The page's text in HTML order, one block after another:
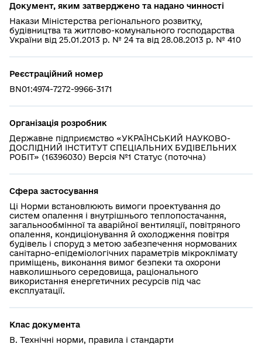
Документ, яким затверджено та надано чинності
Накази Міністерства регіонального розвитку,
будівництва та житлово-комунального господарства
України від 25.01.2013 р. № 24 та від 28.08.2013 р. № 410
Реєстраційний номер
BN01:4974-7272-9966-3171
Організація розробник
Державне підприємство «УКРАЇНСЬКИЙ НАУКОВО-
ДОСЛІДНИЙ ІНСТИТУТ СПЕЦІАЛЬНИХ БУДІВЕЛЬНИХ
РОБІТ» (16396030) Версія №1 Статус (поточна)
Сфера застосування
Ці Норми встановлюють вимоги проектування до
систем опалення і внутрішнього теплопостачання,
загальнообмінної та аварійної вентиляції, повітряного
опалення, кондиціонування й охолодження повітря
будівель і споруд з метою забезпечення нормованих
санітарно-епідеміологічних параметрів мікроклімату
приміщень, виконання вимог безпеки та охорони
навколишнього середовища, раціонального
використання енергетичних ресурсів під час
експлуатації.
Клас документа
В. Технічні норми, правила і стандарти